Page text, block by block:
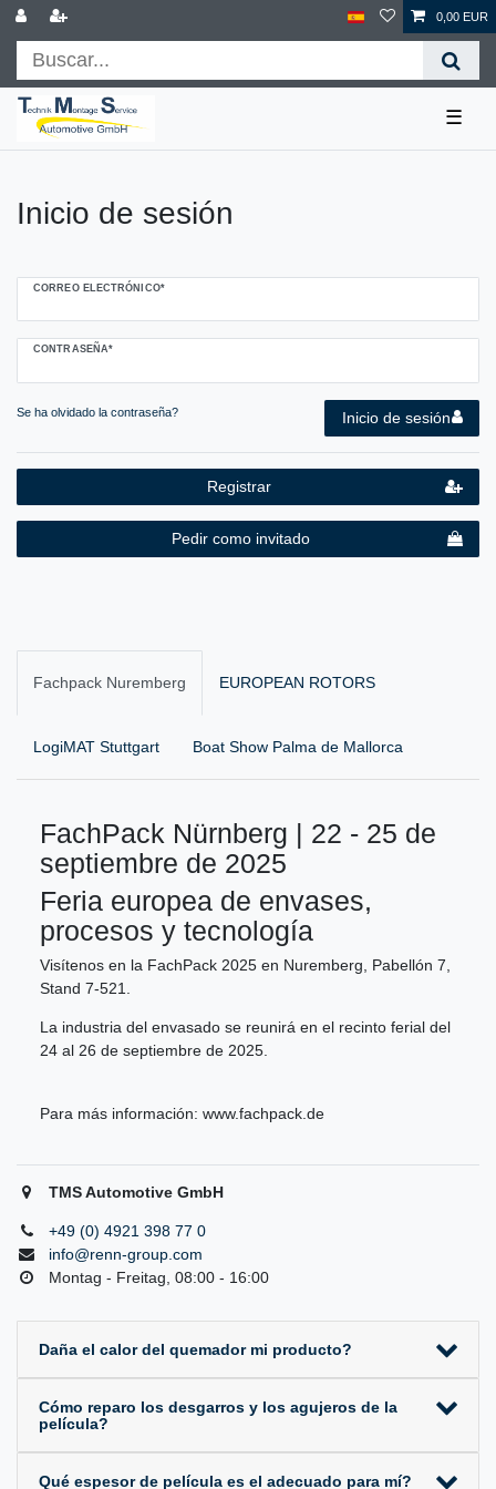
0,00 EUR
☰
Inicio de sesión
CORREO ELECTRÓNICO*
CONTRASEÑA*
Se ha olvidado la contraseña? Inicio de sesión
Registrar
Pedir como invitado
Fachpack Nuremberg EUROPEAN ROTORS
LogiMAT Stuttgart Boat Show Palma de Mallorca
FachPack Nürnberg | 22 - 25 de
septiembre de 2025
Feria europea de envases,
procesos y tecnología
Visítenos en la FachPack 2025 en Nuremberg, Pabellón 7,
Stand 7-521.
La industria del envasado se reunirá en el recinto ferial del
24 al 26 de septiembre de 2025.
Para más información: www.fachpack.de
TMS Automotive GmbH
+49 (0) 4921 398 77 0
info@renn-group.com
Montag - Freitag, 08:00 - 16:00
Daña el calor del quemador mi producto?
Cómo reparo los desgarros y los agujeros de la
película?
Qué espesor de película es el adecuado para mí?